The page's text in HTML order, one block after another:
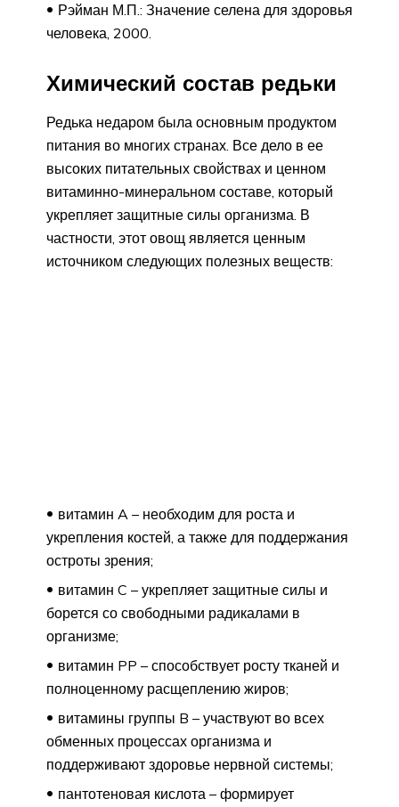
Рэйман М.П.: Значение селена для здоровья
человека, 2000.
Химический состав редьки
Редька недаром была основным продуктом
питания во многих странах. Все дело в ее
высоких питательных свойствах и ценном
витаминно-минеральном составе, который
укрепляет защитные силы организма. В
частности, этот овощ является ценным
источником следующих полезных веществ:
витамин A – необходим для роста и
укрепления костей, а также для поддержания
остроты зрения;
витамин C – укрепляет защитные силы и
борется со свободными радикалами в
организме;
витамин PP – способствует росту тканей и
полноценному расщеплению жиров;
витамины группы B – участвуют во всех
обменных процессах организма и
поддерживают здоровье нервной системы;
пантотеновая кислота – формирует